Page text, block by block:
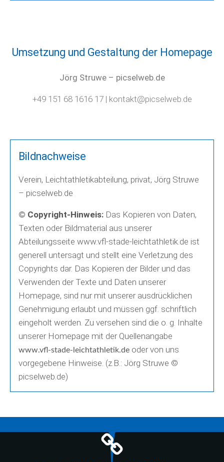
Umsetzung und Gestaltung der Homepage
Jörg Struwe – picselweb.de
+49 151 68 1616 17 | kontakt@picselweb.de
Bildnachweise
Verein, Leichtathletikabteilung, privat, Jörg Struwe
– picselweb.de
© Copyright-Hinweis: Das Kopieren von Daten,
Texten oder Bildmaterial aus unserer
Abteilungsseite www.vfl-stade-leichtathletik.de ist
generell untersagt und stellt eine Verletzung des
Copyrights dar. Das Kopieren der Bilder und das
Verwenden der Texte und Daten unserer
Homepage, sind nur mit unserer ausdrücklichen
Genehmigung erlaubt und müssen ggf. schriftlich
eingeholt werden. Zu versehen sind die o. g. Inhalte
unserer Homepage mit der Quellenangabe
www.vfl-stade-leichtathletik.de oder von uns
vorgegebene Hinweise. (z.B.: Jörg Struwe ©
picselweb.de)